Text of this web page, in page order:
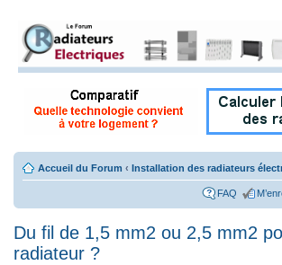
Accueil du Forum ‹ Installation des radiateurs
FAQ
Du fil de 1,5 mm2 ou 2,5 mm2
radiateur ?